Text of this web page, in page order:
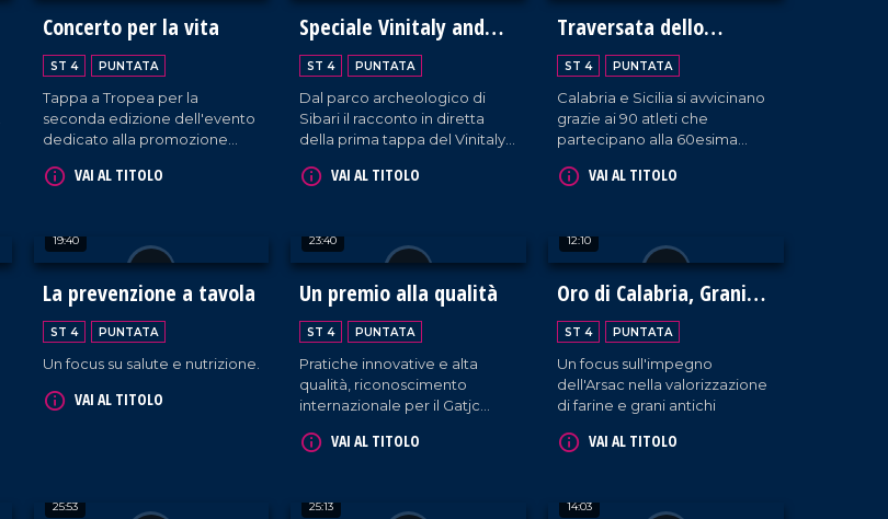
Concerto per la vita
ST 4 PUNTATA
Tappa a Tropea per la
seconda edizione dell'evento
dedicato alla promozione
VAI AL TITOLO
Speciale Vinitaly and
the City
ST 4 PUNTATA
Dal parco archeologico di
Sibari il racconto in diretta
della prima tappa del Vinitaly
VAI AL TITOLO
Traversata dello
Stretto
ST 4 PUNTATA
Calabria e Sicilia si avvicinano
grazie ai 90 atleti che
partecipano alla 60esima
Stretto, la storica gara di
VAI AL TITOLO
19:40
La prevenzione a tavola
ST 4 PUNTATA
Un focus su salute e nutrizione.
VAI AL TITOLO
23:40
Un premio alla qualità
ST 4 PUNTATA
Pratiche innovative e alta
qualità, riconoscimento
internazionale per il Gatjc
VAI AL TITOLO
12:10
Oro di Calabria, Grani
Antichi e Biodiversità
ST 4 PUNTATA
Un focus sull'impegno
dell'Arsac nella valorizzazione
di farine e grani antichi
VAI AL TITOLO
25:53 25:13 14:03